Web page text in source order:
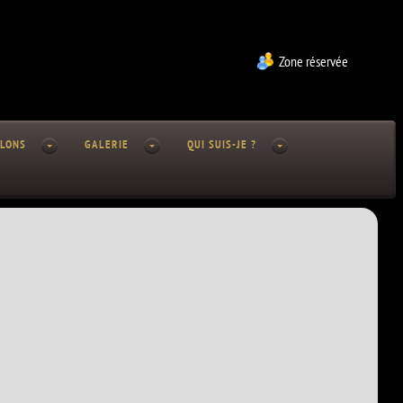
Zone réservée
GALERIE QUI SUIS-JE ?